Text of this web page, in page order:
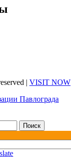
| VISIT NOW
Павлограда